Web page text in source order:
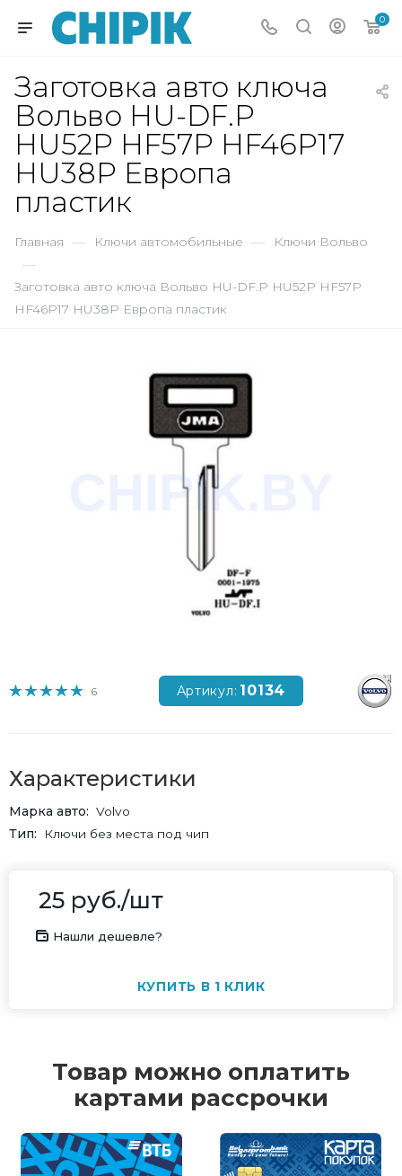
0
Заготовка авто ключа
Вольво HU-DF.P
HU52P HF57P HF46P17
HU38P Европа
пластик
Главная — Ключи автомобильные — Ключи Вольво
—
Заготовка авто ключа Вольво HU-DF.P HU52P HF57P
HF46P17 HU38P Европа пластик
6 Артикул: 10134
Характеристики
Марка авто
Volvo
Тип
Ключи без места под чип
25 руб./шт
Нашли дешевле?
КУПИТЬ В 1 КЛИК
Товар можно оплатить
картами рассрочки